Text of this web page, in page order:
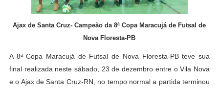
Ajax de Santa Cruz- Campeão da8ª Copa Maracujá de Futsal de
Nova Floresta-PB
A 8ª Copa Maracujá de Futsal de Nova Floresta-PB teve sua
final realizada neste sábado, 23 de dezembro entre o Vila Nova
e o Ajax de Santa Cruz-RN, no tempo normal a partida terminou